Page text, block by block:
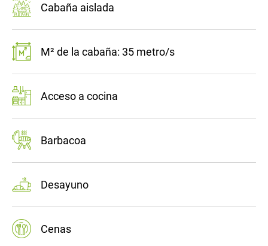
Cabaña aislada
M² de la cabaña: 35 metro/s
Acceso a cocina
Barbacoa
Desayuno
Cenas